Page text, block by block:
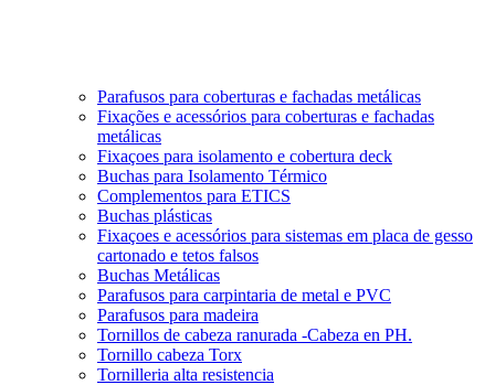
Parafusos para coberturas e fachadas metálicas
Fixações e acessórios para coberturas e fachadas
metálicas
Fixaçoes para isolamento e cobertura deck
Buchas para Isolamento Térmico
Complementos para ETICS
Buchas plásticas
Fixaçoes e acessórios para sistemas em placa de gesso
cartonado e tetos falsos
Buchas Metálicas
Parafusos para carpintaria de metal e PVC
Parafusos para madeira
Tornillos de cabeza ranurada -Cabeza en PH.
Tornillo cabeza Torx
Tornilleria alta resistencia